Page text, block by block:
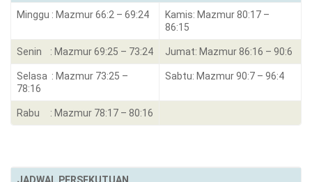
Minggu : Mazmur 66:2 – 69:24
Kamis: Mazmur 80:17 –
86:15
Senin : Mazmur 69:25 – 73:24 Jumat: Mazmur 86:16 – 90:6
Selasa : Mazmur 73:25 –
78:16
Sabtu: Mazmur 90:7 – 96:4
Rabu : Mazmur 78:17 – 80:16